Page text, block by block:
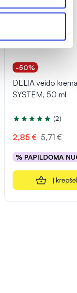
-50%
DELIA veido
SYSTEM, 50 ml
Įvertinimas 5.0 iš 5
(2)
2,85 € 5,71 €
% PAPILDOMA
Į